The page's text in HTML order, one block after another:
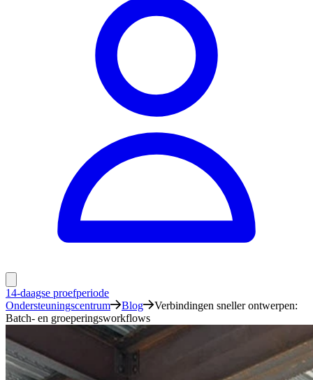
14-daagse proefperiode
Ondersteuningscentrum
Blog
Verbindingen sneller ontwerpen:
Batch- en groeperingsworkflows